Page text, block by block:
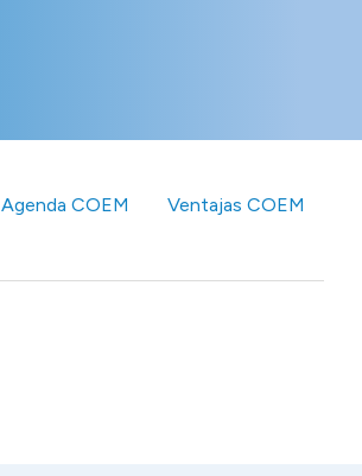
Agenda COEM Ventajas COEM